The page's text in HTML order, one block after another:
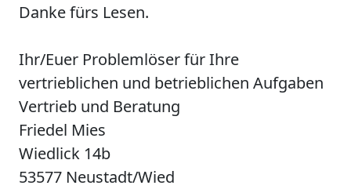
Danke fürs Lesen.
Ihr/Euer Problemlöser für Ihre
vertrieblichen und betrieblichen Aufgaben
Vertrieb und Beratung
Friedel Mies
Wiedlick 14b
53577 Neustadt/Wied